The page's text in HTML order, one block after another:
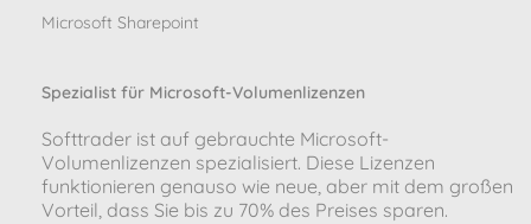
Microsoft Sharepoint
Spezialist für Microsoft-Volumenlizenzen
Softtrader ist auf gebrauchte Microsoft-
Volumenlizenzen spezialisiert. Diese Lizenzen
funktionieren genauso wie neue, aber mit dem großen
Vorteil, dass Sie bis zu 70% des Preises sparen.